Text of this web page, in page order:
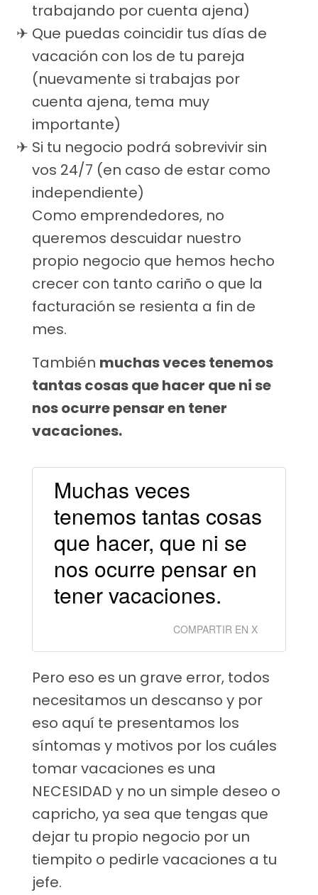
trabajando por cuenta ajena)
Que puedas coincidir tus días de
vacación con los de tu pareja
(nuevamente si trabajas por
cuenta ajena, tema muy
importante)
Si tu negocio podrá sobrevivir sin
vos 24/7 (en caso de estar como
independiente)
Como emprendedores, no
queremos descuidar nuestro
propio negocio que hemos hecho
crecer con tanto cariño o que la
facturación se resienta a fin de
mes.
También muchas veces tenemos
tantas cosas que hacer que ni se
nos ocurre pensar en tener
vacaciones.
Muchas veces
tenemos tantas cosas
que hacer, que ni se
nos ocurre pensar en
tener vacaciones.
COMPARTIR EN X
Pero eso es un grave error, todos
necesitamos un descanso y por
eso aquí te presentamos los
síntomas y motivos por los cuáles
tomar vacaciones es una
NECESIDAD y no un simple deseo o
capricho, ya sea que tengas que
dejar tu propio negocio por un
tiempito o pedirle vacaciones a tu
jefe.